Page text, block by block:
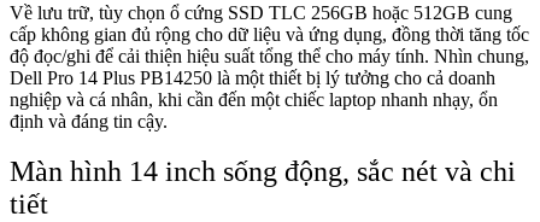
Về lưu trữ, tùy chọn ổ cứng SSD TLC 256GB hoặc 512GB cung
cấp không gian đủ rộng cho dữ liệu và ứng dụng, đồng thời tăng tốc
độ đọc/ghi để cải thiện hiệu suất tổng thể cho máy tính. Nhìn chung,
Dell Pro 14 Plus PB14250 là một thiết bị lý tưởng cho cả doanh
nghiệp và cá nhân, khi cần đến một chiếc laptop nhanh nhạy, ổn
định và đáng tin cậy.
Màn hình 14 inch sống động, sắc nét và chi
tiết